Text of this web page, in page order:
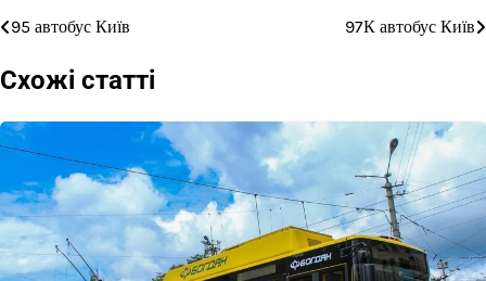
Навігація
записів
95 автобус Київ 97К автобус Київ
Схожі статті